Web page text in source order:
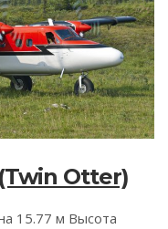
Otter)
15.77 м Высота